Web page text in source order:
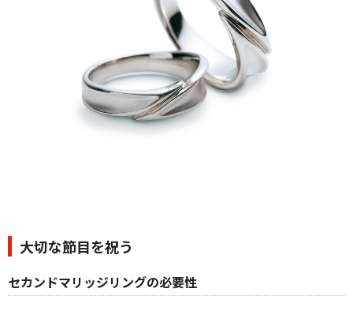
06-7777-7370
受付時間 11:00〜19:00/火曜日定休
大切な節目を祝う
セカンドマリッジリングの必要性